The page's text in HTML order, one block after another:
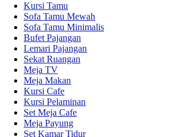
Kursi Tamu
Sofa Tamu Mewah
Sofa Tamu Minimalis
Bufet Pajangan
Lemari Pajangan
Sekat Ruangan
Meja TV
Meja Makan
Kursi Cafe
Kursi Pelaminan
Set Meja Cafe
Meja Payung
Set Kamar Tidur